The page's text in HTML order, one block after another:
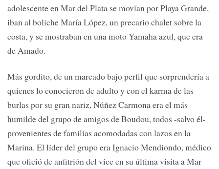
adolescente en Mar del Plata se movían por Playa Grande,
iban al boliche María López, un precario chalet sobre la
costa, y se mostraban en una moto Yamaha azul, que era
de Amado.
Más gordito, de un marcado bajo perfil que sorprendería a
quienes lo conocieron de adulto y con el karma de las
burlas por su gran nariz, Núñez Carmona era el más
humilde del grupo de amigos de Boudou, todos -salvo él-
provenientes de familias acomodadas con lazos en la
Marina. El líder del grupo era Ignacio Mendiondo, médico
que ofició de anfitrión del vice en su última visita a Mar